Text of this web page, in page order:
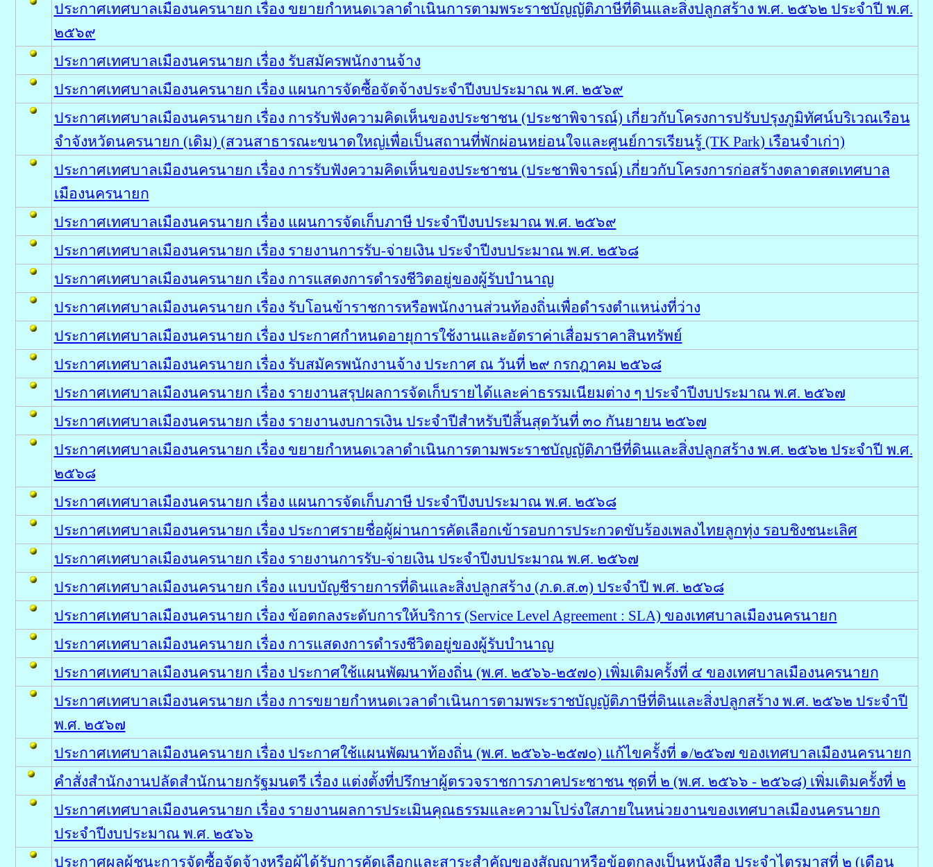
ประกาศเทศบาลเมืองนครนายก เรื่อง ขยายกำหนดเวลาดำเนินการตามพระราชบัญญัติภาษีที่ดินและสิ่งปลูกสร้าง พ.ศ. ๒๕๖๒ ประจำปี พ.ศ.
๒๕๖๙
ประกาศเทศบาลเมืองนครนายก เรื่อง รับสมัครพนักงานจ้าง
ประกาศเทศบาลเมืองนครนายก เรื่อง แผนการจัดซื้อจัดจ้างประจำปีงบประมาณ พ.ศ. ๒๕๖๙
ประกาศเทศบาลเมืองนครนายก เรื่อง การรับฟังความคิดเห็นของประชาชน (ประชาพิจารณ์) เกี่ยวกับโครงการปรับปรุงภูมิทัศน์บริเวณเรือน
จำจังหวัดนครนายก (เดิม) (สวนสาธารณะขนาดใหญ่เพื่อเป็นสถานที่พักผ่อนหย่อนใจและศูนย์การเรียนรู้ (TK Park) เรือนจำเก่า)
ประกาศเทศบาลเมืองนครนายก เรื่อง การรับฟังความคิดเห็นของประชาชน (ประชาพิจารณ์) เกี่ยวกับโครงการก่อสร้างตลาดสดเทศบาล
เมืองนครนายก
ประกาศเทศบาลเมืองนครนายก เรื่อง แผนการจัดเก็บภาษี ประจำปีงบประมาณ พ.ศ. ๒๕๖๙
ประกาศเทศบาลเมืองนครนายก เรื่อง รายงานการรับ-จ่ายเงิน ประจำปีงบประมาณ พ.ศ. ๒๕๖๘
ประกาศเทศบาลเมืองนครนายก เรื่อง การแสดงการดำรงชีวิตอยู่ของผู้รับบำนาญ
ประกาศเทศบาลเมืองนครนายก เรื่อง รับโอนข้าราชการหรือพนักงานส่วนท้องถิ่นเพื่อดำรงตำแหน่งที่ว่าง
ประกาศเทศบาลเมืองนครนายก เรื่อง ประกาศกำหนดอายุการใช้งานและอัตราค่าเสื่อมราคาสินทรัพย์
ประกาศเทศบาลเมืองนครนายก เรื่อง รับสมัครพนักงานจ้าง ประกาศ ณ วันที่ ๒๙ กรกฎาคม ๒๕๖๘
ประกาศเทศบาลเมืองนครนายก เรื่อง รายงานสรุปผลการจัดเก็บรายได้และค่าธรรมเนียมต่าง ๆ ประจำปีงบประมาณ พ.ศ. ๒๕๖๗
ประกาศเทศบาลเมืองนครนายก เรื่อง รายงานงบการเงิน ประจำปีสำหรับปีสิ้นสุดวันที่ ๓๐ กันยายน ๒๕๖๗
ประกาศเทศบาลเมืองนครนายก เรื่อง ขยายกำหนดเวลาดำเนินการตามพระราชบัญญัติภาษีที่ดินและสิ่งปลูกสร้าง พ.ศ. ๒๕๖๒ ประจำปี พ.ศ.
๒๕๖๘
ประกาศเทศบาลเมืองนครนายก เรื่อง แผนการจัดเก็บภาษี ประจำปีงบประมาณ พ.ศ. ๒๕๖๘
ประกาศเทศบาลเมืองนครนายก เรื่อง ประกาศรายชื่อผู้ผ่านการคัดเลือกเข้ารอบการประกวดขับร้องเพลงไทยลูกทุ่ง รอบชิงชนะเลิศ
ประกาศเทศบาลเมืองนครนายก เรื่อง รายงานการรับ-จ่ายเงิน ประจำปีงบประมาณ พ.ศ. ๒๕๖๗
ประกาศเทศบาลเมืองนครนายก เรื่อง แบบบัญชีรายการที่ดินและสิ่งปลูกสร้าง (ภ.ด.ส.๓) ประจำปี พ.ศ. ๒๕๖๘
ประกาศเทศบาลเมืองนครนายก เรื่อง ข้อตกลงระดับการให้บริการ (Service Level Agreement : SLA) ของเทศบาลเมืองนครนายก
ประกาศเทศบาลเมืองนครนายก เรื่อง การแสดงการดำรงชีวิตอยู่ของผู้รับบำนาญ
ประกาศเทศบาลเมืองนครนายก เรื่อง ประกาศใช้แผนพัฒนาท้องถิ่น (พ.ศ. ๒๕๖๖-๒๕๗๐) เพิ่มเติมครั้งที่ ๔ ของเทศบาลเมืองนครนายก
ประกาศเทศบาลเมืองนครนายก เรื่อง การขยายกำหนดเวลาดำเนินการตามพระราชบัญญัติภาษีที่ดินและสิ่งปลูกสร้าง พ.ศ. ๒๕๖๒ ประจำปี
พ.ศ. ๒๕๖๗
ประกาศเทศบาลเมืองนครนายก เรื่อง ประกาศใช้แผนพัฒนาท้องถิ่น (พ.ศ. ๒๕๖๖-๒๕๗๐) แก้ไขครั้งที่ ๑/๒๕๖๗ ของเทศบาลเมืองนครนายก
คำสั่งสำนักงานปลัดสำนักนายกรัฐมนตรี เรื่อง แต่งตั้งที่ปรึกษาผู้ตรวจราชการภาคประชาชน ชุดที่ ๒ (พ.ศ. ๒๕๖๖ - ๒๕๖๘) เพิ่มเติมครั้งที่ ๒
ประกาศเทศบาลเมืองนครนายก เรื่อง รายงานผลการประเมินคุณธรรมและความโปร่งใสภายในหน่วยงานของเทศบาลเมืองนครนายก
ประจำปีงบประมาณ พ.ศ. ๒๕๖๖
ประกาศผลผู้ชนะการจัดซื้อจัดจ้างหรือผู้ได้รับการคัดเลือกและสาระสำคัญของสัญญาหรือข้อตกลงเป็นหนังสือ ประจำไตรมาสที่ ๒ (เดือน